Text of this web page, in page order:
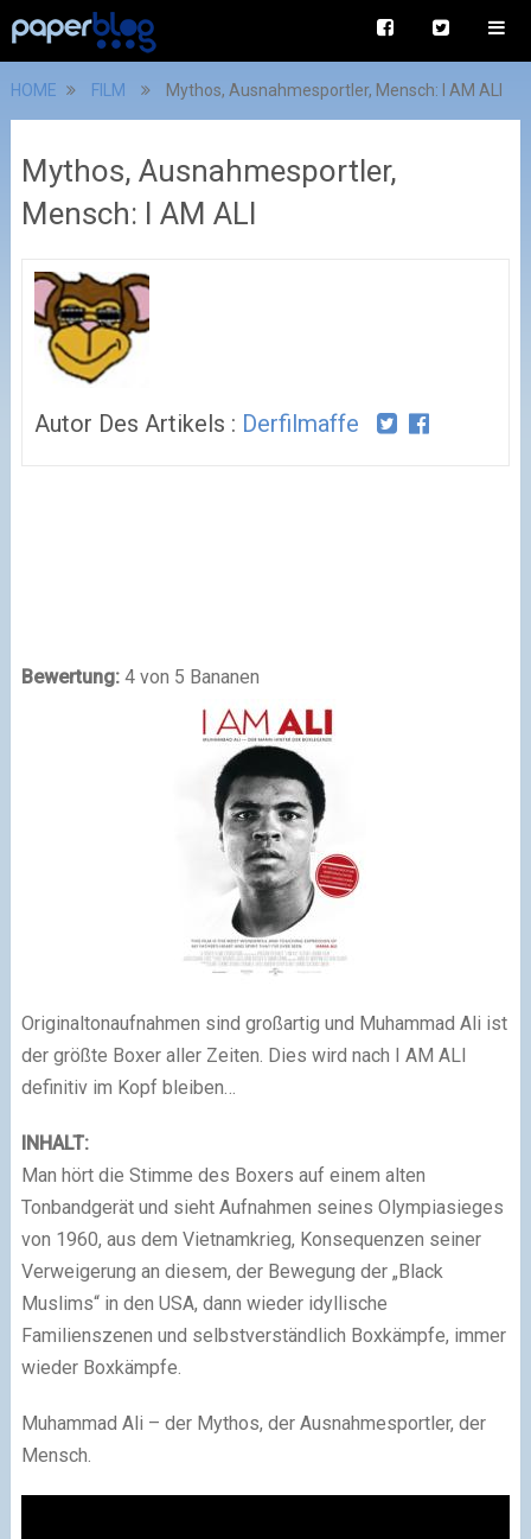
HOME FILM Mythos, Ausnahmesportler, Mensch: I AM ALI
Mythos, Ausnahmesportler,
Mensch: I AM ALI
Autor Des Artikels : Derfilmaffe
Bewertung: 4 von 5 Bananen
Originaltonaufnahmen sind großartig und Muhammad Ali ist
der größte Boxer aller Zeiten. Dies wird nach I AM ALI
definitiv im Kopf bleiben…
INHALT:
Man hört die Stimme des Boxers auf einem alten
Tonbandgerät und sieht Aufnahmen seines Olympiasieges
von 1960, aus dem Vietnamkrieg, Konsequenzen seiner
Verweigerung an diesem, der Bewegung der „Black
Muslims“ in den USA, dann wieder idyllische
Familienszenen und selbstverständlich Boxkämpfe, immer
wieder Boxkämpfe.
Muhammad Ali – der Mythos, der Ausnahmesportler, der
Mensch.